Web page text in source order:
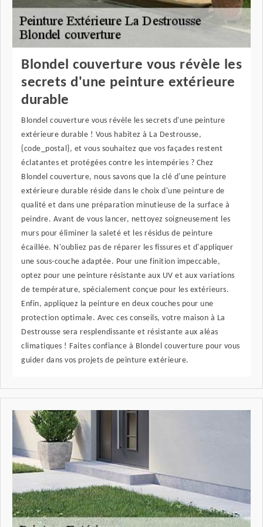
Blondel couverture vous révèle les
secrets d'une peinture extérieure
durable
Blondel couverture vous révèle les secrets d'une peinture
extérieure durable ! Vous habitez à La Destrousse,
{code_postal}, et vous souhaitez que vos façades restent
éclatantes et protégées contre les intempéries ? Chez
Blondel couverture, nous savons que la clé d'une peinture
extérieure durable réside dans le choix d'une peinture de
qualité et dans une préparation minutieuse de la surface à
peindre. Avant de vous lancer, nettoyez soigneusement les
murs pour éliminer la saleté et les résidus de peinture
écaillée. N'oubliez pas de réparer les fissures et d'appliquer
une sous-couche adaptée. Pour une finition impeccable,
optez pour une peinture résistante aux UV et aux variations
de température, spécialement conçue pour les extérieurs.
Enfin, appliquez la peinture en deux couches pour une
protection optimale. Avec ces conseils, votre maison à La
Destrousse sera resplendissante et résistante aux aléas
climatiques ! Faites confiance à Blondel couverture pour vous
guider dans vos projets de peinture extérieure.